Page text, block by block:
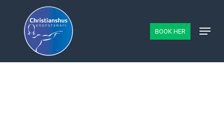
BOOK HER
Menu